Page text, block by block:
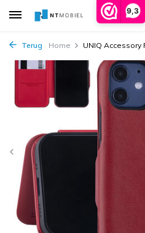
9,3
Terug Home UNIQ Accessory